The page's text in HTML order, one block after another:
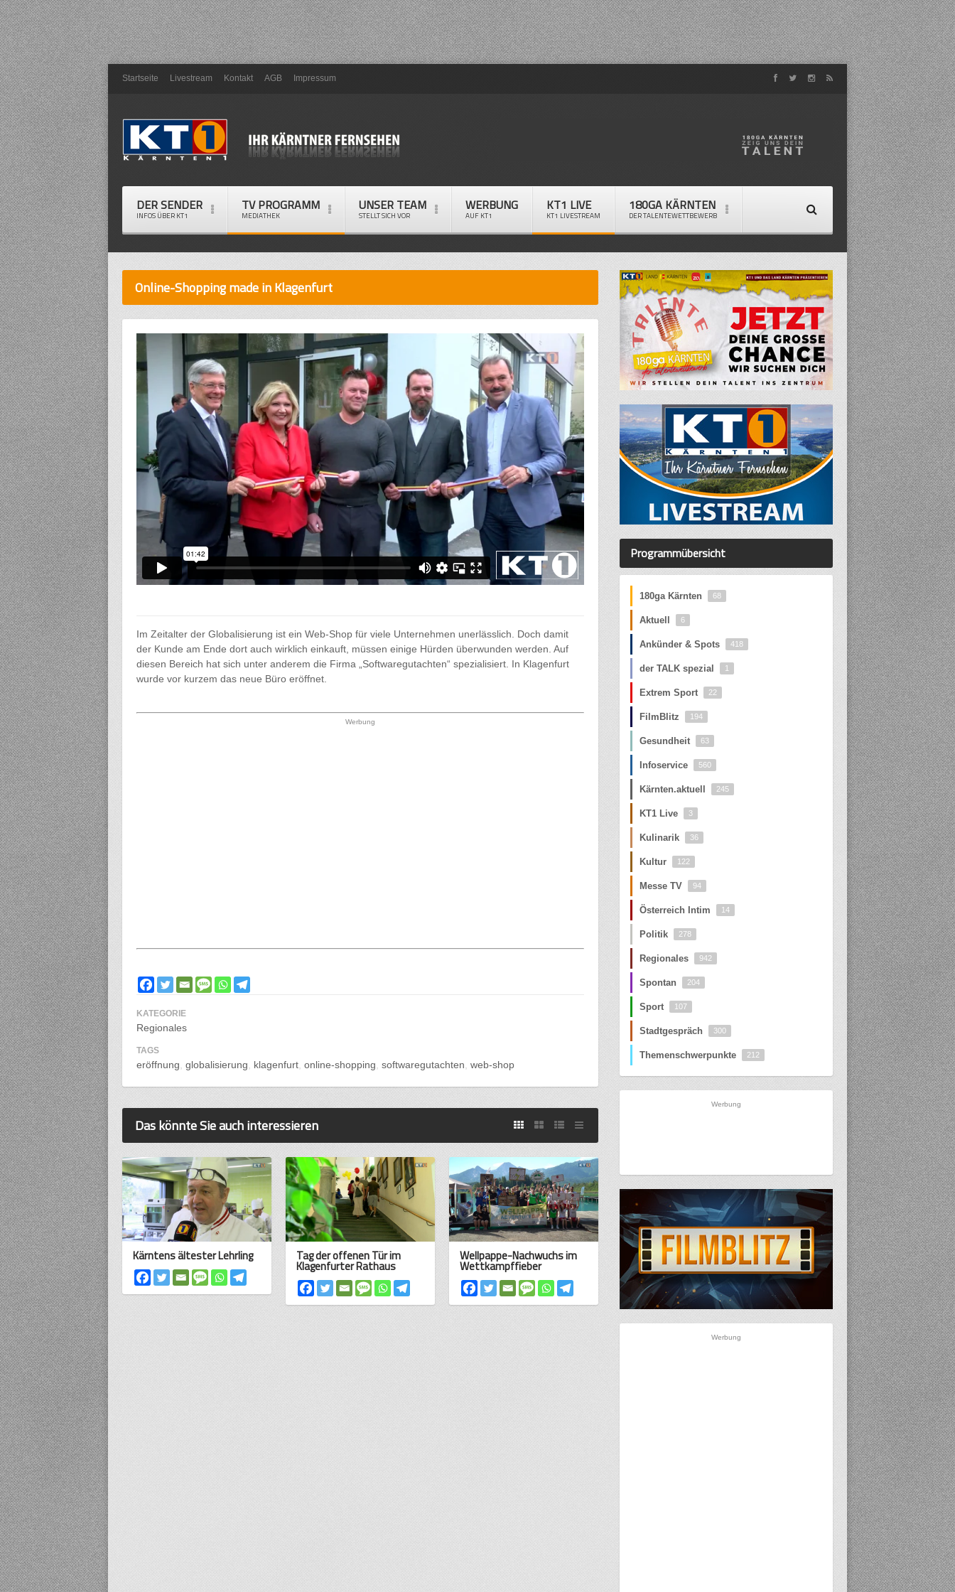
Startseite Livestream Kontakt AGB Impressum
DER SENDER
INFOS ÜBER KT1
TV PROGRAMM
MEDIATHEK
UNSER TEAM
STELLT SICH VOR
WERBUNG
AUF KT1
KT1 LIVE
KT1 LIVESTREAM
180GA KÄRNTEN
DER TALENTEWETTBEWERB
Online-Shopping made in Klagenfurt
Im Zeitalter der Globalisierung ist ein Web-Shop für viele Unternehmen unerlässlich. Doch damit
der Kunde am Ende dort auch wirklich einkauft, müssen einige Hürden überwunden werden. Auf
diesen Bereich hat sich unter anderem die Firma „Softwaregutachten“ spezialisiert. In Klagenfurt
wurde vor kurzem das neue Büro eröffnet.
Werbung
KATEGORIE
Regionales
TAGS
eröffnung globalisierung klagenfurt online-shopping softwaregutachten web-shop
Das könnte Sie auch interessieren
Kärntens ältester Lehrling Tag der offenen Tür im
Klagenfurter Rathaus
Wellpappe-Nachwuchs im
Wettkampffieber
Programmübersicht
180ga Kärnten 68
Aktuell 6
Ankünder & Spots 418
der TALK spezial 1
Extrem Sport 22
FilmBlitz 194
Gesundheit 63
Infoservice 560
Kärnten.aktuell 245
KT1 Live 3
Kulinarik 36
Kultur 122
Messe TV 94
Österreich Intim 14
Politik 278
Regionales 942
Spontan 204
Sport 107
Stadtgespräch 300
Themenschwerpunkte 212
Werbung
Werbung